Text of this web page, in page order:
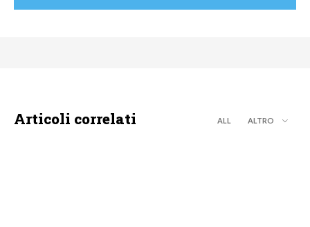
Articoli correlati ALL ALTRO